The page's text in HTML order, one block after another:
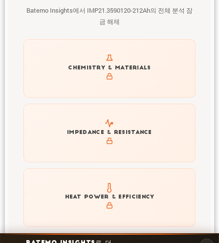
Batemo Insights에서 IMP21.3590120-212Ah의 전체 분석 잠
금 해제
CHEMISTRY & MATERIALS
Get to know active materials for the IMP21.3590120-
212Ah
IMPEDANCE & RESISTANCE
Explore impedance spectrum and DCIR (SOC, T) of
IMP21.3590120-212Ah
HEAT POWER & EFFICIENCY
Explore heat generation and cell efficiency at different
temperatures and powers of IMP21.3590120-212Ah